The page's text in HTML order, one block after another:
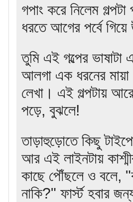
গপাং করে নিলেম
ধরতে আগের পর্বে গিয়ে
তুমি এই গল্পের
আলগা এক ধরনের মায়া
লেখা। এই গল্পটায়
পড়ে, বুঝলে!
তাড়াহুড়োতে কিছু
আর এই লাইনটায়
কাছে পৌঁছলে ও বলে,
নাকি?" ফার্স্ট হবার